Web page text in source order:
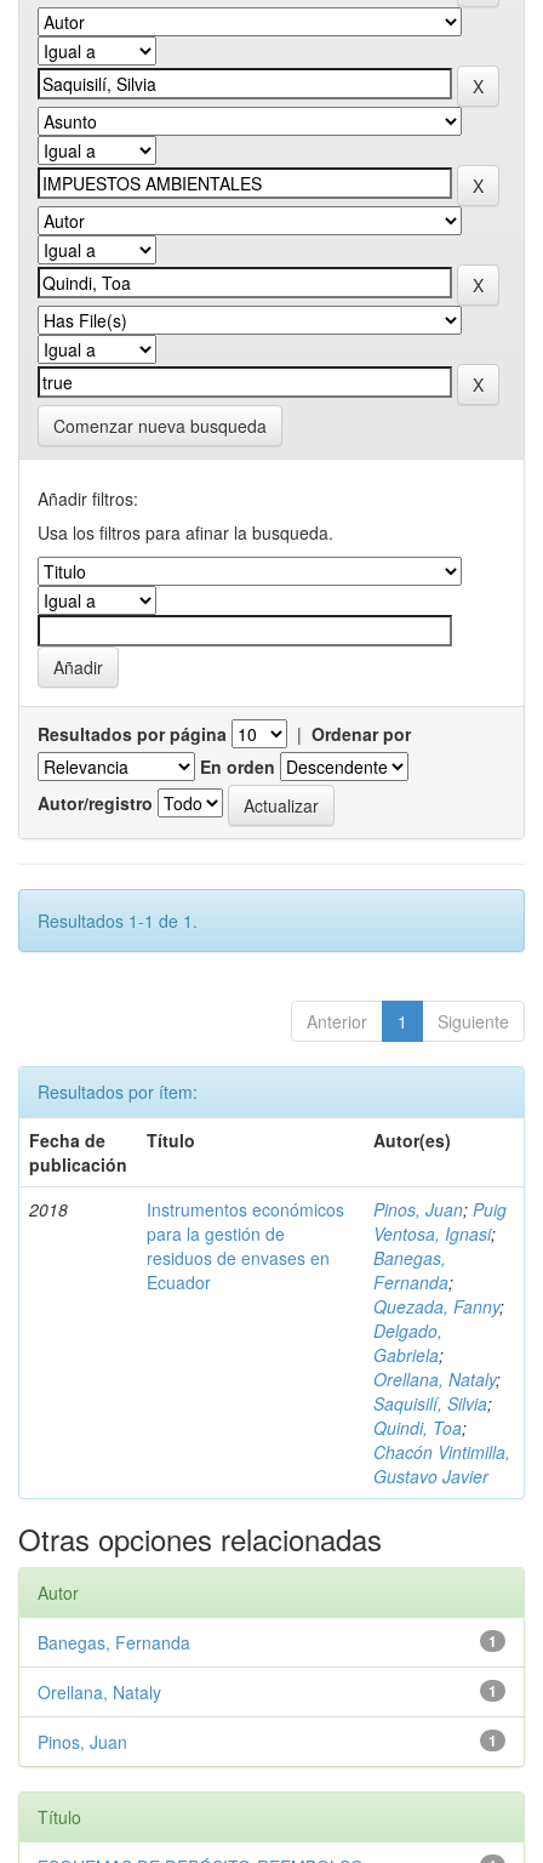
Comenzar nueva busqueda
Añadir filtros:
Usa los filtros para afinar la busqueda.
Resultados por página | Ordenar por
En orden
Autor/registro
Resultados 1-1 de 1.
Anterior 1 Siguiente
Resultados por ítem:
Fecha de
publicación
Título Autor(es)
2018
Instrumentos económicos
para la gestión de
residuos de envases en
Ecuador
Pinos, Juan; Puig
Ventosa, Ignasi;
Banegas,
Fernanda;
Quezada, Fanny;
Delgado,
Gabriela;
Orellana, Nataly;
Saquisilí, Silvia;
Quindi, Toa;
Chacón Vintimilla,
Gustavo Javier
Otras opciones relacionadas
Autor
1
Banegas, Fernanda
1
Orellana, Nataly
1
Pinos, Juan
Título